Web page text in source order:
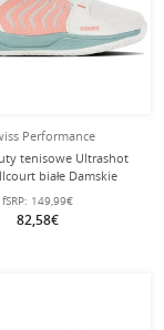
Performance
tenisowe Ultrashot
białe Damskie
fSRP: 149,99€
82,58€